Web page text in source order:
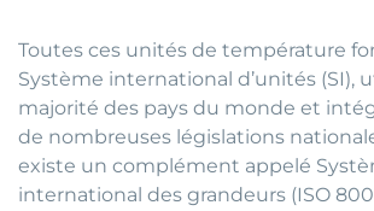
Toutes ces unités de température
Système international d’unités (SI),
majorité des pays du monde et
de nombreuses législations
existe un complément appelé
international des grandeurs (ISO